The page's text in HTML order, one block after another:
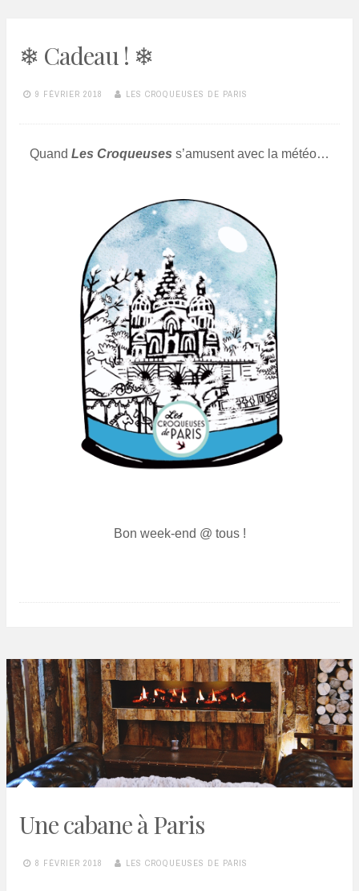
❄ Cadeau ! ❄
9 FÉVRIER 2018 LES CROQUEUSES DE PARIS
Quand Les Croqueuses s’amusent avec la météo…
Bon week-end @ tous !
Une cabane à Paris
8 FÉVRIER 2018 LES CROQUEUSES DE PARIS